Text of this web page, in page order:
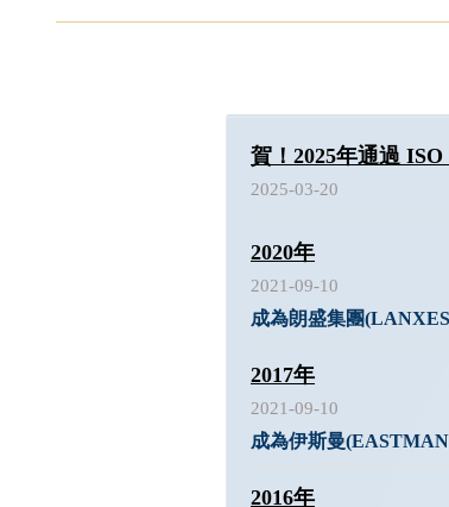
賀！2025年通過 ISO
2025-03-20
2020年
2021-09-10
成為朗盛集團
2017年
2021-09-10
成為伊斯曼
2016年